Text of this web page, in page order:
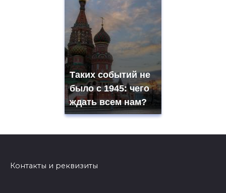
Таких событий не
было с 1945: чего
ждать всем нам?
Контакты и реквизиты